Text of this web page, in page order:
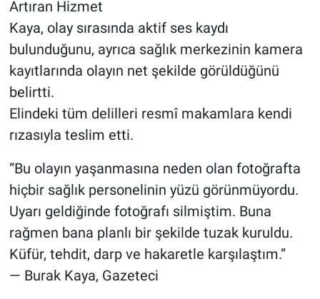
Artıran Hizmet
Kaya, olay sırasında aktif ses kaydı
bulunduğunu, ayrıca sağlık merkezinin kamera
kayıtlarında olayın net şekilde görüldüğünü
belirtti.
Elindeki tüm delilleri resmî makamlara kendi
rızasıyla teslim etti.
“Bu olayın yaşanmasına neden olan fotoğrafta
hiçbir sağlık personelinin yüzü görünmüyordu.
Uyarı geldiğinde fotoğrafı silmiştim. Buna
rağmen bana planlı bir şekilde tuzak kuruldu.
Küfür, tehdit, darp ve hakaretle karşılaştım.”
— Burak Kaya, Gazeteci